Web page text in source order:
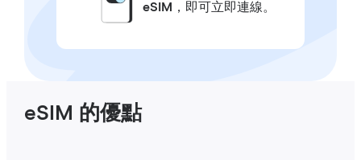
eSIM
，即可立即連線。
eSIM 的優點